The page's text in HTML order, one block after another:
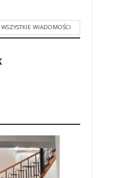
WSZYSTKIE WIADOMOŚCI